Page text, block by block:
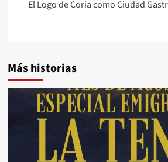
El Logo de Coria como Ciudad
Más historias